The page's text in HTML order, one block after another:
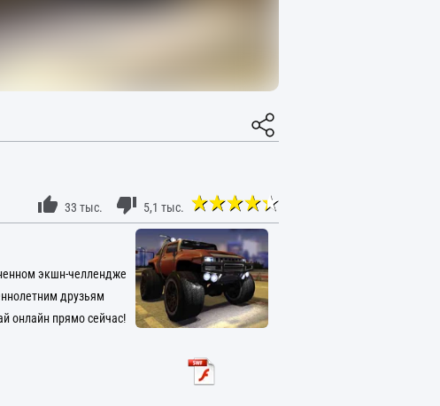
33 тыс. 5,1 тыс.
экшн-челлендже
друзьям
онлайн прямо сейчас!